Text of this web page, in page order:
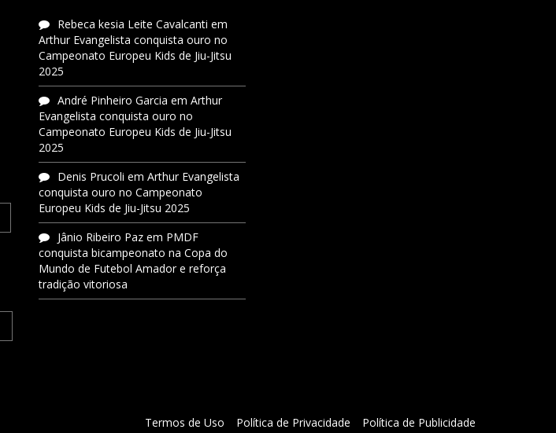
Rebeca kesia Leite Cavalcanti em
Arthur Evangelista conquista ouro no
Campeonato Europeu Kids de Jiu-Jitsu
2025
André Pinheiro Garcia em Arthur
Evangelista conquista ouro no
Campeonato Europeu Kids de Jiu-Jitsu
2025
Denis Prucoli em Arthur Evangelista
conquista ouro no Campeonato
Europeu Kids de Jiu-Jitsu 2025
Jânio Ribeiro Paz em PMDF
conquista bicampeonato na Copa do
Mundo de Futebol Amador e reforça
tradição vitoriosa
Termos de Uso Política de Privacidade Política de Publicidade